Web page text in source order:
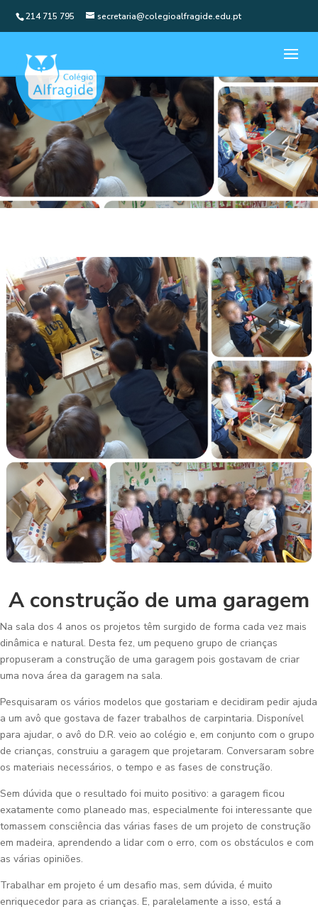
214 715 795 secretaria@colegioalfragide.edu.pt
A construção de uma garagem
Na sala dos 4 anos os projetos têm surgido de forma cada vez mais
dinâmica e natural. Desta fez, um pequeno grupo de crianças
propuseram a construção de uma garagem pois gostavam de criar
uma nova área da garagem na sala.
Pesquisaram os vários modelos que gostariam e decidiram pedir ajuda
a um avô que gostava de fazer trabalhos de carpintaria. Disponível
para ajudar, o avô do D.R. veio ao colégio e, em conjunto com o grupo
de crianças, construiu a garagem que projetaram. Conversaram sobre
os materiais necessários, o tempo e as fases de construção.
Sem dúvida que o resultado foi muito positivo: a garagem ficou
exatamente como planeado mas, especialmente foi interessante que
tomassem consciência das várias fases de um projeto de construção
em madeira, aprendendo a lidar com o erro, com os obstáculos e com
as várias opiniões.
Trabalhar em projeto é um desafio mas, sem dúvida, é muito
enriquecedor para as crianças. E, paralelamente a isso, está a